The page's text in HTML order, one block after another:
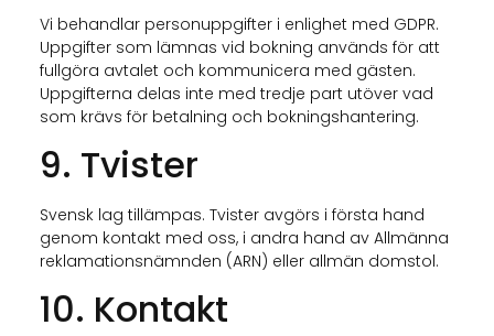
Vi behandlar personuppgifter i enlighet med GDPR.
Uppgifter som lämnas vid bokning används för att
fullgöra avtalet och kommunicera med gästen.
Uppgifterna delas inte med tredje part utöver vad
som krävs för betalning och bokningshantering.
9. Tvister
Svensk lag tillämpas. Tvister avgörs i första hand
genom kontakt med oss, i andra hand av Allmänna
reklamationsnämnden (ARN) eller allmän domstol.
10. Kontakt